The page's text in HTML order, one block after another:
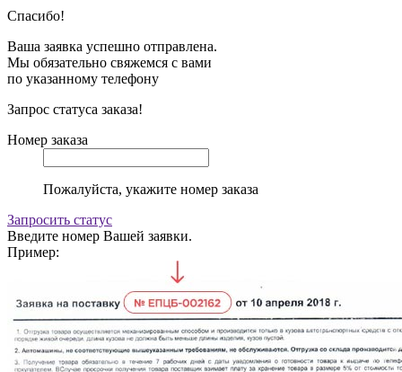
Спасибо!
Ваша заявка успешно отправлена.
Мы обязательно свяжемся с вами
по указанному телефону
Запрос статуса заказа!
Номер заказа
Пожалуйста, укажите номер заказа
Запросить статус
Введите номер Вашей заявки.
Пример: